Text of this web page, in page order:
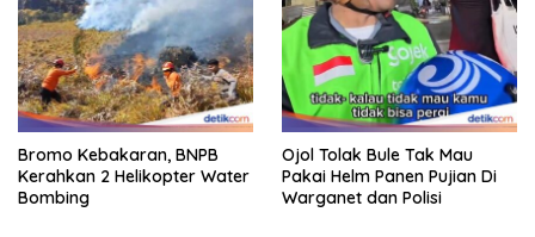
Bromo Kebakaran, BNPB
Kerahkan 2 Helikopter Water
Bombing
Ojol Tolak Bule Tak Mau
Pakai Helm Panen Pujian Di
Warganet dan Polisi